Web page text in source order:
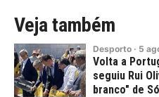
Veja também
Desporto · 5
Volta a
seguiu Rui
branco" de